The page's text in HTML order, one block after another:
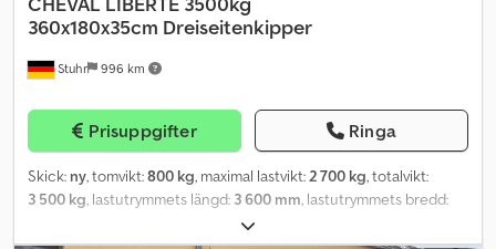
Stuhr 996 km
360x180x35cm Dreiseitenkipper
Prisuppgifter Ringa
Skick: ny, tomvikt:800 kg, maximal lastvikt:2 700 kg, totalvikt:
3 500 kg, lastutrymmets längd: 3 600 mm, lastutrymmets bredd:
350 mm